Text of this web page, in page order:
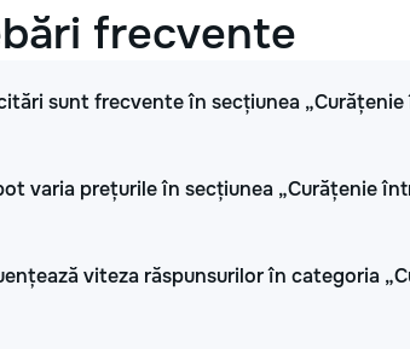
frecvente
sunt frecvente în secțiunea
varia prețurile în secțiunea „Curățenie
viteza răspunsurilor în categoria